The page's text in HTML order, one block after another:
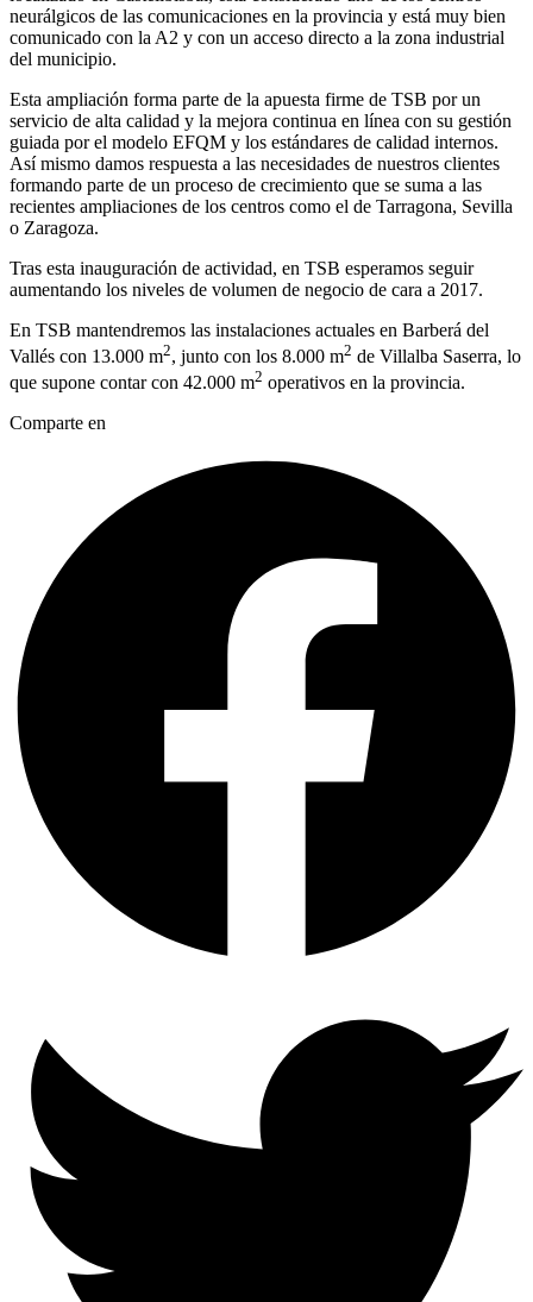
neurálgicos de las comunicaciones en la provincia y está muy bien
comunicado con la A2 y con un acceso directo a la zona industrial
del municipio.
Esta ampliación forma parte de la apuesta firme de TSB por un
servicio de alta calidad y la mejora continua en línea con su gestión
guiada por el modelo EFQM y los estándares de calidad internos.
Así mismo damos respuesta a las necesidades de nuestros clientes
formando parte de un proceso de crecimiento que se suma a las
recientes ampliaciones de los centros como el de Tarragona, Sevilla
o Zaragoza.
Tras esta inauguración de actividad, en TSB esperamos seguir
aumentando los niveles de volumen de negocio de cara a 2017.
En TSB mantendremos las instalaciones actuales en Barberá del
Vallés con 13.000 m2, junto con los 8.000 m2 de Villalba Saserra, lo
que supone contar con 42.000 m2 operativos en la provincia.
Comparte en